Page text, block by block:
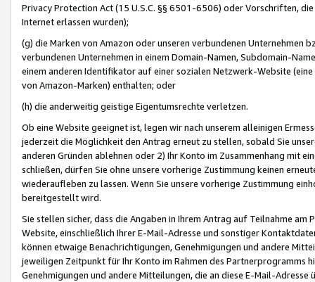
Privacy Protection Act (15 U.S.C. §§ 6501-6506) oder Vorschriften,
Internet erlassen wurden);
(g) die Marken von Amazon oder unseren verbundenen Unternehmen
verbundenen Unternehmen in einem Domain-Namen, Subdomain-
einem anderen Identifikator auf einer sozialen Netzwerk-Website
von Amazon-Marken) enthalten; oder
(h) die anderweitig geistige Eigentumsrechte verletzen.
Ob eine Website geeignet ist, legen wir nach unserem alleinigen
jederzeit die Möglichkeit den Antrag erneut zu stellen, sobald Sie
anderen Gründen ablehnen oder 2) Ihr Konto im Zusammenhang mit
schließen, dürfen Sie ohne unsere vorherige Zustimmung keinen
wiederaufleben zu lassen. Wenn Sie unsere vorherige Zustimmung
bereitgestellt wird.
Sie stellen sicher, dass die Angaben in Ihrem Antrag auf Teilnahme
Website, einschließlich Ihrer E-Mail-Adresse und sonstiger
können etwaige Benachrichtigungen, Genehmigungen und andere
jeweiligen Zeitpunkt für Ihr Konto im Rahmen des Partnerprogramms
Genehmigungen und andere Mitteilungen, die an diese E-Mail-